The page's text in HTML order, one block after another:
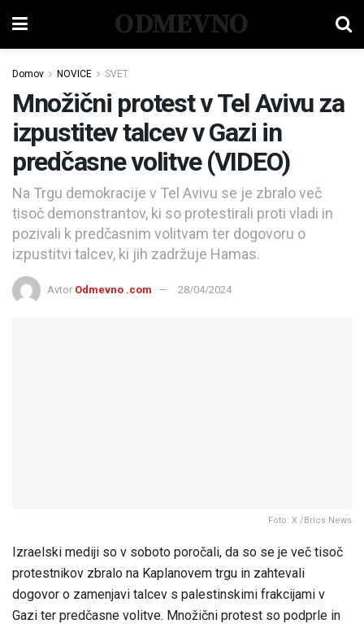
ODMEVNO
Domov NOVICE SVET
Množični protest v Tel Avivu za
izpustitev talcev v Gazi in
predčasne volitve (VIDEO)
Na Trgu demokracije v Tel Avivu se je zbralo več
tisoč demonstrantov, ki so protestirali proti vladi in
pozivali k predčasnim volitvam ter dogovoru o
izpustitvi talcev, ki jih zadržuje Hamas.
Avtor Odmevno .com 28/04/2024
Foto: X /Brics News
Izraelski mediji so v soboto poročali, da so se je več tisoč
protestnikov zbralo na Kaplanovem trgu in zahtevali
dogovor o zamenjavi talcev s palestinskimi frakcijami v
Gazi ter predčasne volitve. Množični protest so podprle in